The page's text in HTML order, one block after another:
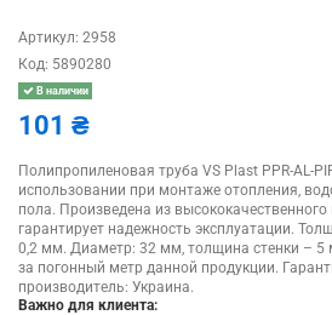
Артикул: 2958
Код: 5890280
В наличии
101 ₴
Полипропиленовая труба VS Plast PPR-AL-
использовании при монтаже отопления,
пола. Произведена из
гарантирует надежность эксплуатации.
0,2 мм. Диаметр: 32 мм, толщина стенки – 5
за погонный метр данной продукции.
производитель: Украина.
Важно для клиента: